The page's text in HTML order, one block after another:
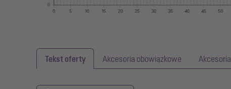
Tekst oferty Akcesoria obowiązkowe Akcesoria